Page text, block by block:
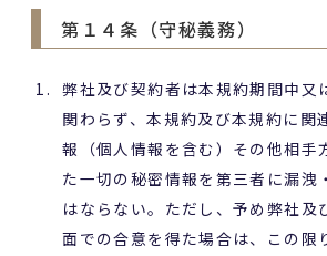
第１４条（守秘義務）
弊社及び契約者は本規約期間中又
関わらず、本規約及び本規約に関
報（個人情報を含む）その他相手
た一切の秘密情報を第三者に漏洩
はならない。ただし、予め弊社及
面での合意を得た場合は、この限